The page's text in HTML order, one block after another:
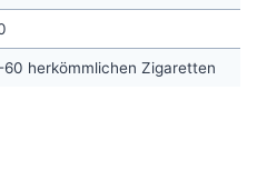
herkömmlichen Zigaretten